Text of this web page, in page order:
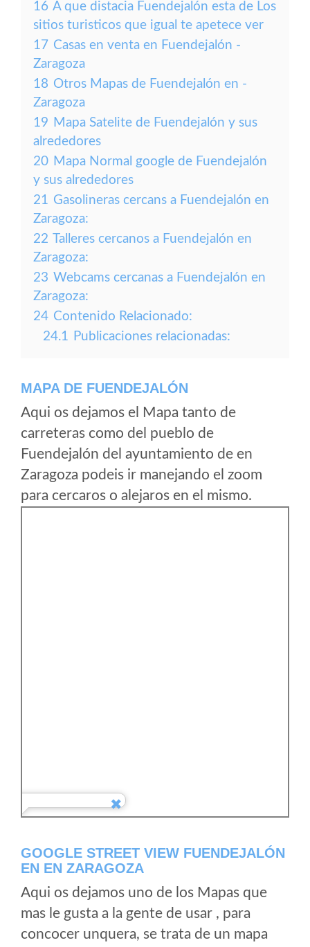
16 A que distacia Fuendejalón esta de Los
sitios turisticos que igual te apetece ver
17 Casas en venta en Fuendejalón -
Zaragoza
18 Otros Mapas de Fuendejalón en -
Zaragoza
19 Mapa Satelite de Fuendejalón y sus
alrededores
20 Mapa Normal google de Fuendejalón
y sus alrededores
21 Gasolineras cercans a Fuendejalón en
Zaragoza:
22 Talleres cercanos a Fuendejalón en
Zaragoza:
23 Webcams cercanas a Fuendejalón en
Zaragoza:
24 Contenido Relacionado:
24.1 Publicaciones relacionadas:
MAPA DE FUENDEJALÓN
Aqui os dejamos el Mapa tanto de
carreteras como del pueblo de
Fuendejalón del ayuntamiento de en
Zaragoza podeis ir manejando el zoom
para cercaros o alejaros en el mismo.
GOOGLE STREET VIEW FUENDEJALÓN
EN EN ZARAGOZA
Aqui os dejamos uno de los Mapas que
mas le gusta a la gente de usar , para
concocer unquera, se trata de un mapa